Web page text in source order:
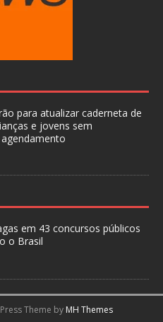
para atualizar caderneta de
e jovens sem
em 43 concursos públicos
o Brasil
Theme by MH Themes